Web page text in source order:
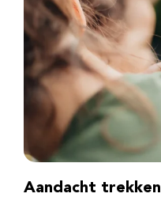
Aandacht trekken